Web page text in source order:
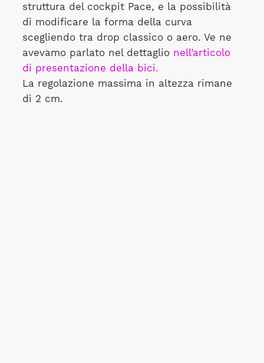
struttura del cockpit Pace, e la possibilità
di modificare la forma della curva
scegliendo tra drop classico o aero. Ve ne
avevamo parlato nel dettaglio nell’articolo
di presentazione della bici.
La regolazione massima in altezza rimane
di 2 cm.